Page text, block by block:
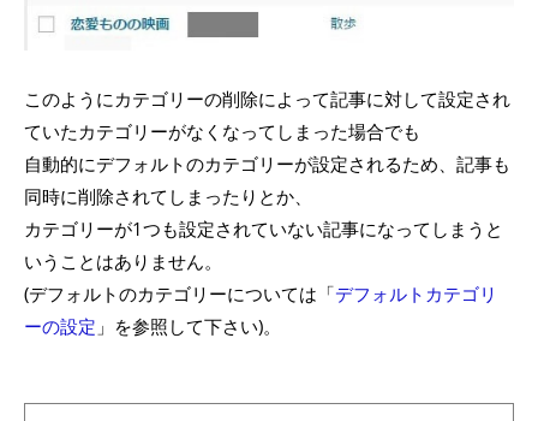
このようにカテゴリーの削除によって記事に対して設定され
ていたカテゴリーがなくなってしまった場合でも
自動的にデフォルトのカテゴリーが設定されるため、記事も
同時に削除されてしまったりとか、
カテゴリーが1つも設定されていない記事になってしまうと
いうことはありません。
(デフォルトのカテゴリーについては「デフォルトカテゴリ
ーの設定 」を参照して下さい)。